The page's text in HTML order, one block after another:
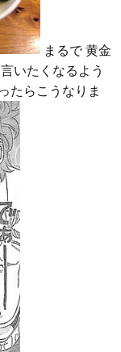
まるで 黄金
いたくなるよう
たらこうなりま